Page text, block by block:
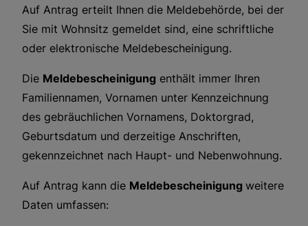
Auf Antrag erteilt Ihnen die Meldebehörde, bei der
Sie mit Wohnsitz gemeldet sind, eine schriftliche
oder elektronische Meldebescheinigung.
Die Meldebescheinigung enthält immer Ihren
Familiennamen, Vornamen unter Kennzeichnung
des gebräuchlichen Vornamens, Doktorgrad,
Geburtsdatum und derzeitige Anschriften,
gekennzeichnet nach Haupt- und Nebenwohnung.
Auf Antrag kann die Meldebescheinigung weitere
Daten umfassen: